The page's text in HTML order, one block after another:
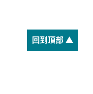
回到頂部 ▲